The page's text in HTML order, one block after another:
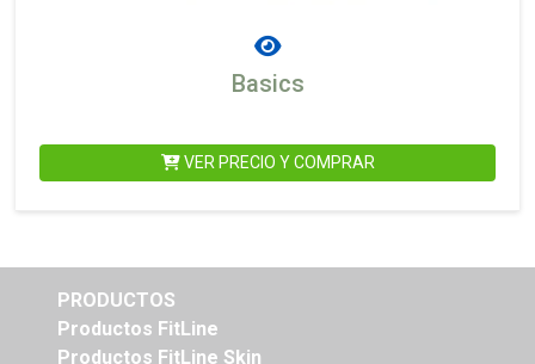
Basics
VER PRECIO Y COMPRAR
PRODUCTOS
Productos FitLine
Productos FitLine Skin